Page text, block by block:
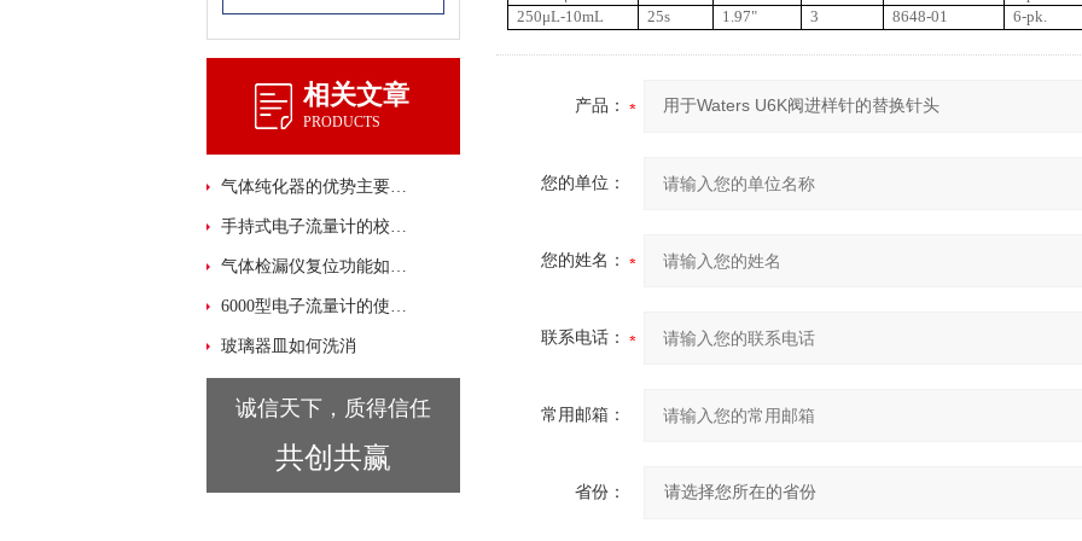
相关文章
PRODUCTS
气体纯化器的优势主要有这些
手持式电子流量计的校准规程
气体检漏仪复位功能如何使用？
6000型电子流量计的使用注意事项
玻璃器皿如何洗消
诚信天下，质得信任
共创共赢
250μL-10mL
25s 1.97" 3 8648-01 6-pk.
产品：
您的单位：
您的姓名：
联系电话：
常用邮箱：
省份：